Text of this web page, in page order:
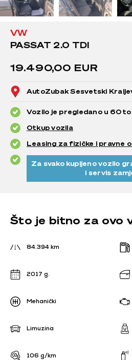
VW
PASSAT 2.0 TDI
19.490,00 EUR
AutoZubak Sesvetski
Vozilo je pregledano u 60
Otkup vozila
Leasing za fizičke i pravne
Za svako kupljeno vozilo
i servis
Što je bitno za ovo
84.394 km
2017 g.
Mehanički
Limuzina
106 g/km